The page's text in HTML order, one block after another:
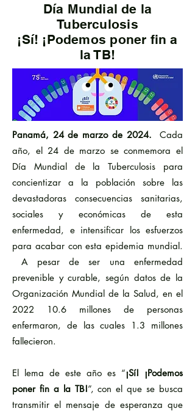
Día Mundial de la
Tuberculosis
¡Sí! ¡Podemos poner fin a
la TB!
Panamá, 24 de marzo de 2024. Cada
año, el 24 de marzo se conmemora el
Día Mundial de la Tuberculosis para
concientizar a la población sobre las
devastadoras consecuencias sanitarias,
sociales y económicas de esta
enfermedad, e intensificar los esfuerzos
para acabar con esta epidemia mundial.
A pesar de ser una enfermedad
prevenible y curable, según datos de la
Organización Mundial de la Salud, en el
2022 10.6 millones de personas
enfermaron, de las cuales 1.3 millones
fallecieron.
El lema de este año es “¡Sí! ¡Podemos
poner fin a la TB!”, con el que se busca
transmitir el mensaje de esperanza que